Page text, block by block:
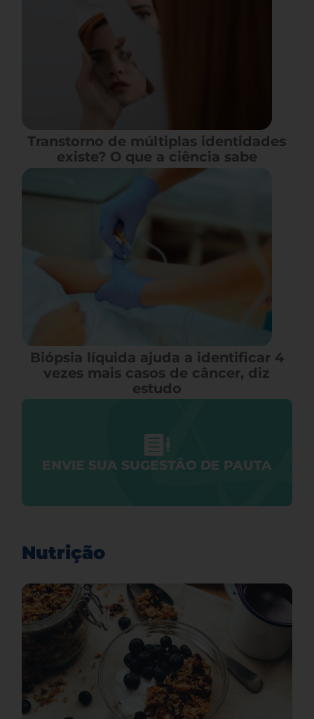
Transtorno de múltiplas identidades
existe? O que a ciência sabe
Biópsia líquida ajuda a identificar 4
vezes mais casos de câncer, diz
estudo
ENVIE SUA SUGESTÃO DE PAUTA
Nutrição